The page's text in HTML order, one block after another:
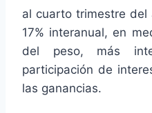
al cuarto trimestre del
17% interanual, en
del peso, más
participación de
las ganancias.